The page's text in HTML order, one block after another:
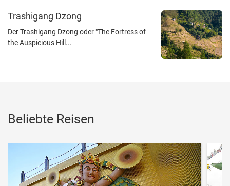
Trashigang Dzong
Der Trashigang Dzong oder "The Fortress of
the Auspicious Hill...
Beliebte Reisen